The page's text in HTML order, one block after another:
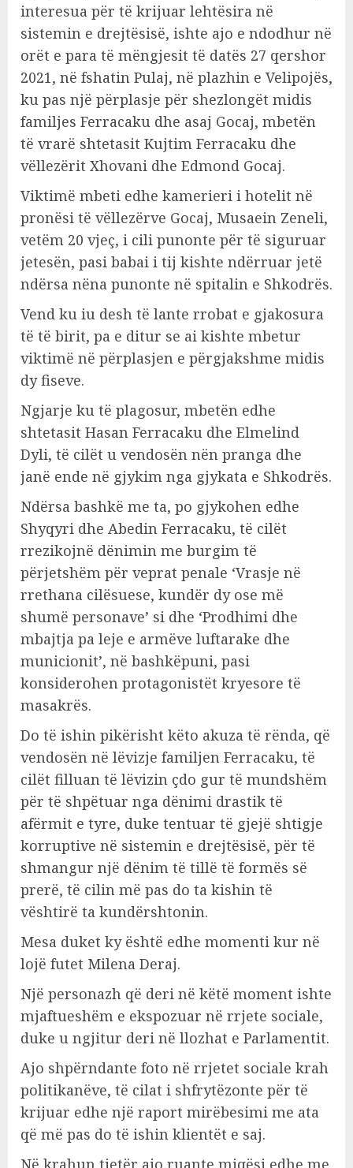
interesua për të krijuar lehtësira në
sistemin e drejtësisë, ishte ajo e ndodhur në
orët e para të mëngjesit të datës 27 qershor
2021, në fshatin Pulaj, në plazhin e Velipojës,
ku pas një përplasje për shezlongët midis
familjes Ferracaku dhe asaj Gocaj, mbetën
të vrarë shtetasit Kujtim Ferracaku dhe
vëllezërit Xhovani dhe Edmond Gocaj.
Viktimë mbeti edhe kamerieri i hotelit në
pronësi të vëllezërve Gocaj, Musaein Zeneli,
vetëm 20 vjeç, i cili punonte për të siguruar
jetesën, pasi babai i tij kishte ndërruar jetë
ndërsa nëna punonte në spitalin e Shkodrës.
Vend ku iu desh të lante rrobat e gjakosura
të të birit, pa e ditur se ai kishte mbetur
viktimë në përplasjen e përgjakshme midis
dy fiseve.
Ngjarje ku të plagosur, mbetën edhe
shtetasit Hasan Ferracaku dhe Elmelind
Dyli, të cilët u vendosën nën pranga dhe
janë ende në gjykim nga gjykata e Shkodrës.
Ndërsa bashkë me ta, po gjykohen edhe
Shyqyri dhe Abedin Ferracaku, të cilët
rrezikojnë dënimin me burgim të
përjetshëm për veprat penale ‘Vrasje në
rrethana cilësuese, kundër dy ose më
shumë personave’ si dhe ‘Prodhimi dhe
mbajtja pa leje e armëve luftarake dhe
municionit’, në bashkëpuni, pasi
konsiderohen protagonistët kryesore të
masakrës.
Do të ishin pikërisht këto akuza të rënda, që
vendosën në lëvizje familjen Ferracaku, të
cilët filluan të lëvizin çdo gur të mundshëm
për të shpëtuar nga dënimi drastik të
afërmit e tyre, duke tentuar të gjejë shtigje
korruptive në sistemin e drejtësisë, për të
shmangur një dënim të tillë të formës së
prerë, të cilin më pas do ta kishin të
vështirë ta kundërshtonin.
Mesa duket ky është edhe momenti kur në
lojë futet Milena Deraj.
Një personazh që deri në këtë moment ishte
mjaftueshëm e ekspozuar në rrjete sociale,
duke u ngjitur deri në llozhat e Parlamentit.
Ajo shpërndante foto në rrjetet sociale krah
politikanëve, të cilat i shfrytëzonte për të
krijuar edhe një raport mirëbesimi me ata
që më pas do të ishin klientët e saj.
Në krahun tjetër ajo ruante miqësi edhe me